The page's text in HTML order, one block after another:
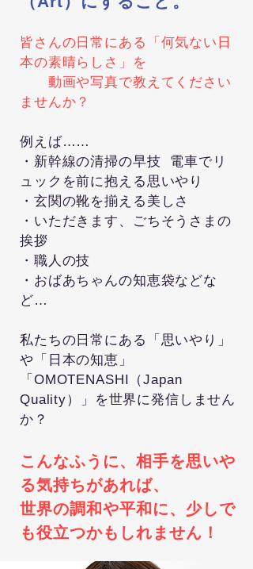
皆さんの日常にある「何気ない日
本の素晴らしさ」を
動画や写真で教えてください
ませんか？
例えば……
・新幹線の清掃の早技 電車でリ
ュックを前に抱える思いやり
・玄関の靴を揃える美しさ
・いただきます、ごちそうさまの
挨拶
・職人の技
・おばあちゃんの知恵袋などな
ど…
私たちの日常にある「思いやり」
や「日本の知恵」
「OMOTENASHI（Japan
Quality）」を世界に発信しません
か？
こんなふうに、相手を思いや
る気持ちがあれば、
世界の調和や平和に、少しで
も役立つかもしれません！